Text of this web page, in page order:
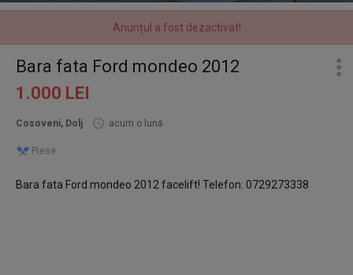
Anunțul a fost dezactivat!
Bara fata Ford mondeo 2012
1.000 LEI
Cosoveni, Dolj acum o lună
Piese
Bara fata Ford mondeo 2012 facelift! Telefon: 0729273338